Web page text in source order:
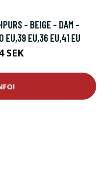
- BEIGE - DAM -
EU,39 EU,36 EU,41 EU
SEK